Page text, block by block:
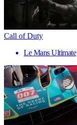
Call of Duty
Le Mans Ultimate